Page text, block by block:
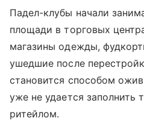
Падел-клубы начали
площади в торговых
магазины одежды,
ушедшие после
становится способом
уже не удается заполнить
ритейлом.